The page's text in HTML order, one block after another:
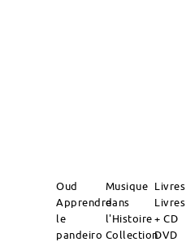
Oud
Apprendre
le
pandeiro
Musique
dans
l'Histoire
Collection
Livres
Livres
+ CD
DVD